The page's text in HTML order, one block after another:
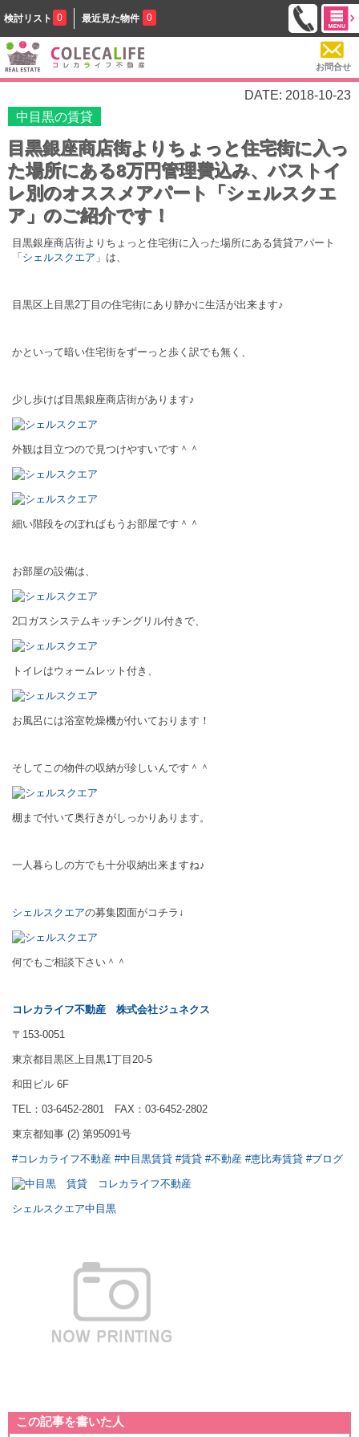
検討リスト 0 最近見た物件 0
お問合せ
DATE: 2018-10-23
中目黒の賃貸
目黒銀座商店街よりちょっと住宅街に入っ
た場所にある8万円管理費込み、バストイ
レ別のオススメアパート「シェルスクエ
ア」のご紹介です！
目黒銀座商店街よりちょっと住宅街に入った場所にある賃貸アパート
「 シェルスクエア 」は、
目黒区上目黒2丁目の住宅街にあり静かに生活が出来ます♪
かといって暗い住宅街をずーっと歩く訳でも無く、
少し歩けば目黒銀座商店街があります♪
外観は目立つので見つけやすいです＾＾
細い階段をのぼればもうお部屋です＾＾
お部屋の設備は、
2口ガスシステムキッチングリル付きで、
トイレはウォームレット付き、
お風呂には浴室乾燥機が付いております！
そしてこの物件の収納が珍しいんです＾＾
棚まで付いて奥行きがしっかりあります。
一人暮らしの方でも十分収納出来ますね♪
シェルスクエアの募集図面がコチラ↓
何でもご相談下さい＾＾
コレカライフ不動産 株式会社ジュネクス
〒153-0051
東京都目黒区上目黒1丁目20-5
和田ビル 6F
TEL：03-6452-2801 FAX：03-6452-2802
東京都知事 (2) 第95091号
#コレカライフ不動産 #中目黒賃貸 #賃貸 #不動産 #恵比寿賃貸 #ブログ
シェルスクエア中目黒
この記事を書いた人